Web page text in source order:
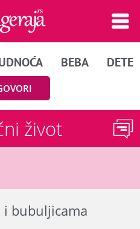
BEBA DETE
život
i bubuljicama